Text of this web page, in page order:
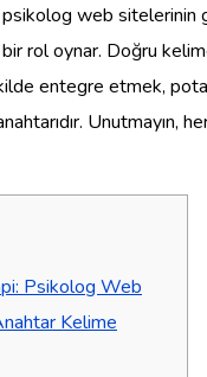
web sitelerinin
bir rol oynar. Doğru
entegre etmek,
Unutmayın,
Psikolog Web
Kelime